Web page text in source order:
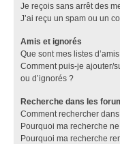
Je reçois sans arrêt des
J’ai reçu un spam ou un
Amis et ignorés
Que sont mes listes
Comment puis-je ajouter/
ou d’ignorés ?
Recherche dans les
Comment rechercher
Pourquoi ma recherche
Pourquoi ma recherche